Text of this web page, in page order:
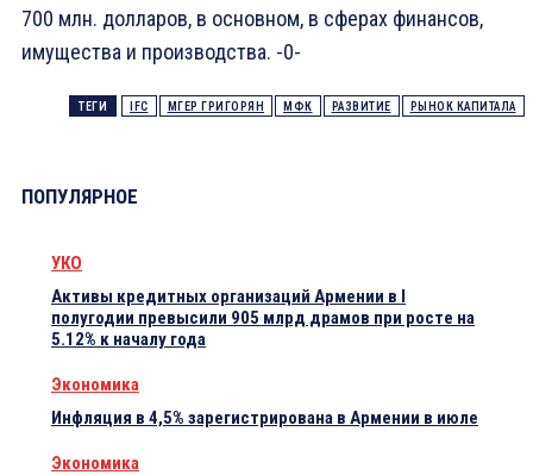
700 млн. долларов, в основном, в сферах финансов,
имущества и производства. -0-
ТЕГИ IFC МГЕР ГРИГОРЯН МФК РАЗВИТИЕ РЫНОК КАПИТАЛА
ПОПУЛЯРНОЕ
УКО
Активы кредитных организаций Армении в I
полугодии превысили 905 млрд драмов при росте на
5.12% к началу года
Экономика
Инфляция в 4,5% зарегистрирована в Армении в июле
Экономика